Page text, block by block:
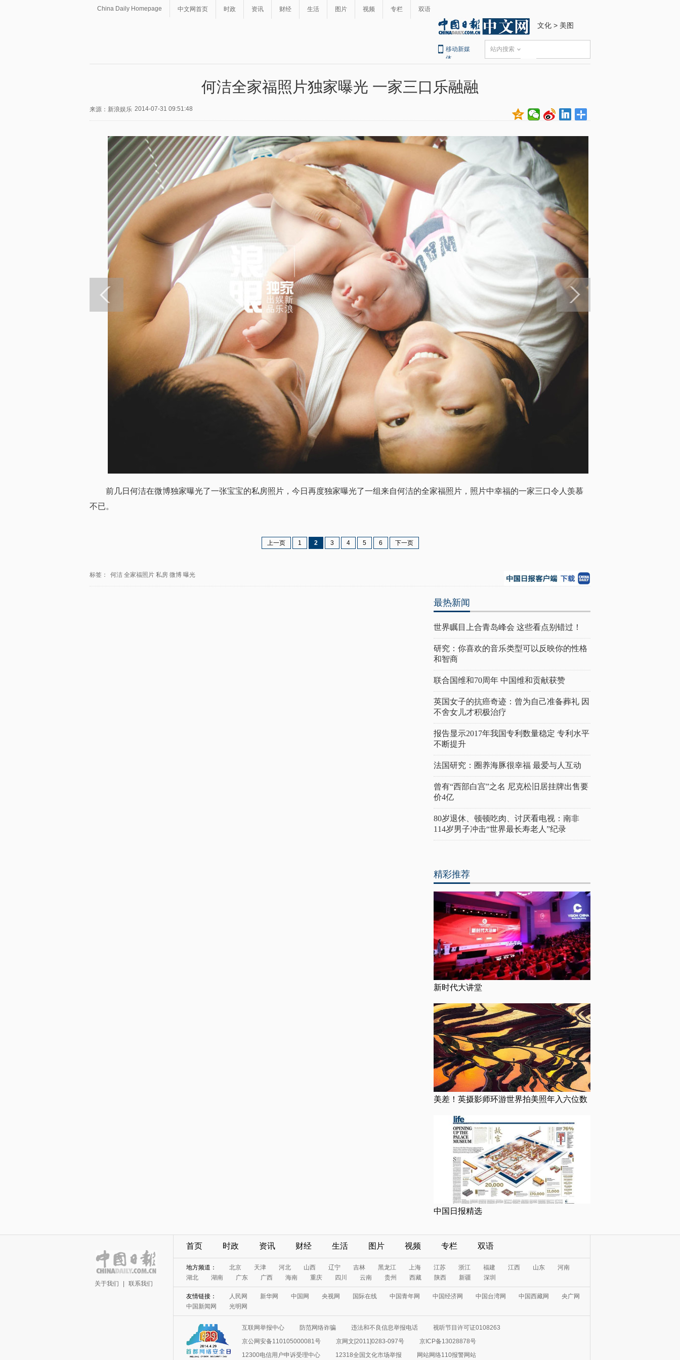
China Daily Homepage 中文网首页 时政 资讯 财经 生活 图片 视频 专栏 双语
文化 > 美图
移动新媒
体
站内搜索
何洁全家福照片独家曝光 一家三口乐融融
来源：新浪娱乐 2014-07-31 09:51:48
前几日何洁在微博独家曝光了一张宝宝的私房照片，今日再度独家曝光了一组来自何洁的全家福照片，照片中幸福的一家三口令人羡慕
不已。
上一页 1 2 3 4 5 6 下一页
标签： 何洁 全家福照片 私房 微博 曝光
最热新闻
世界瞩目上合青岛峰会 这些看点别错过！
研究：你喜欢的音乐类型可以反映你的性格
和智商
联合国维和70周年 中国维和贡献获赞
英国女子的抗癌奇迹：曾为自己准备葬礼 因
不舍女儿才积极治疗
报告显示2017年我国专利数量稳定 专利水平
不断提升
法国研究：圈养海豚很幸福 最爱与人互动
曾有“西部白宫”之名 尼克松旧居挂牌出售要
价4亿
80岁退休、顿顿吃肉、讨厌看电视：南非
114岁男子冲击“世界最长寿老人”纪录
精彩推荐
新时代大讲堂
美差！英摄影师环游世界拍美照年入六位数
中国日报精选
关于我们 联系我们
首页 时政 资讯 财经 生活 图片 视频 专栏 双语
地方频道： 北京 天津 河北 山西 辽宁 吉林 黑龙江 上海 江苏 浙江 福建 江西 山东
河南
湖北
湖南 广东 广西 海南 重庆 四川 云南 贵州 西藏 陕西 新疆 深圳
友情链接： 人民网 新华网 中国网 央视网 国际在线 中国青年网 中国经济网 中国台湾网 中国西藏网
央广网
中国新闻网
光明网
互联网举报中心 防范网络诈骗 违法和不良信息举报电话
视听节目许可证0108263
京公网安备110105000081号
京网文[2011]0283-097号
京ICP备13028878号
12300电信用户申诉受理中心
12318全国文化市场举报 网站网络110报警网站